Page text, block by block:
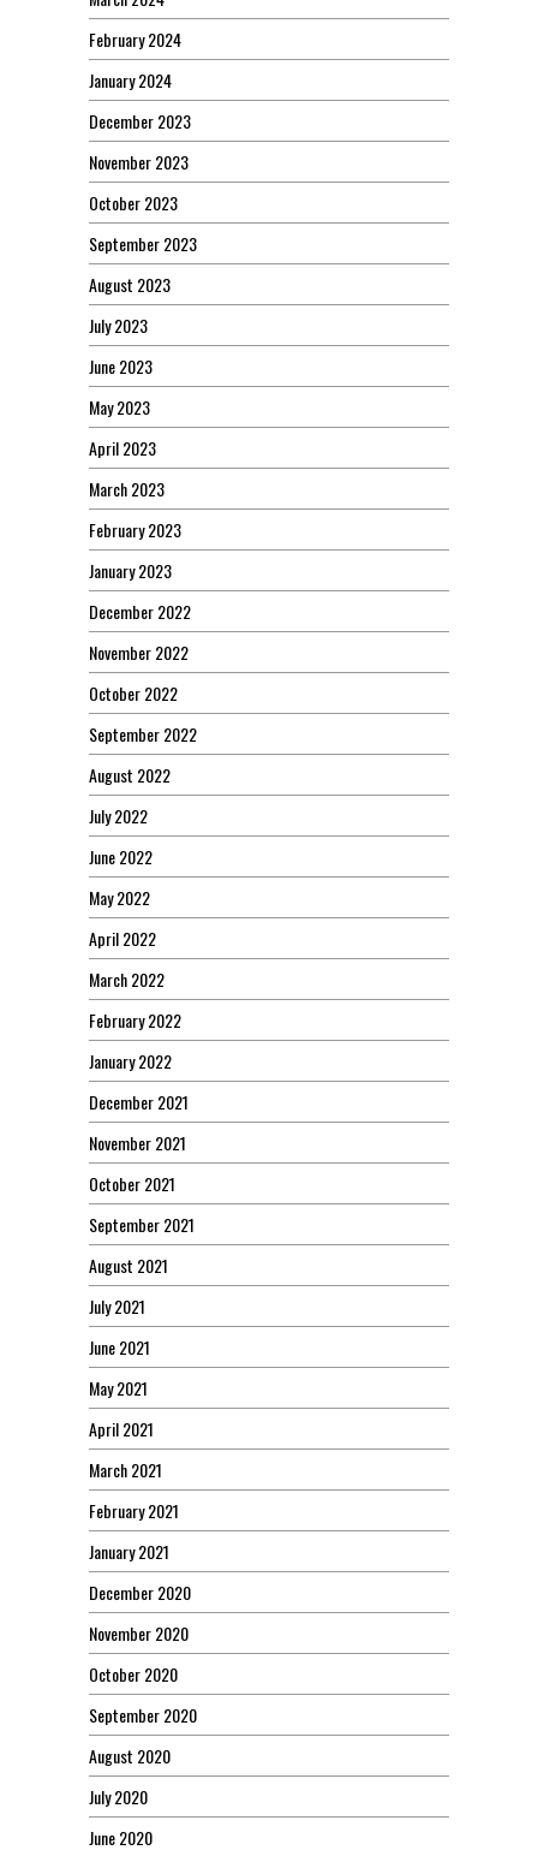
February 2024
January 2024
December 2023
November 2023
October 2023
September 2023
August 2023
July 2023
June 2023
May 2023
April 2023
March 2023
February 2023
January 2023
December 2022
November 2022
October 2022
September 2022
August 2022
July 2022
June 2022
May 2022
April 2022
March 2022
February 2022
January 2022
December 2021
November 2021
October 2021
September 2021
August 2021
July 2021
June 2021
May 2021
April 2021
March 2021
February 2021
January 2021
December 2020
November 2020
October 2020
September 2020
August 2020
July 2020
June 2020